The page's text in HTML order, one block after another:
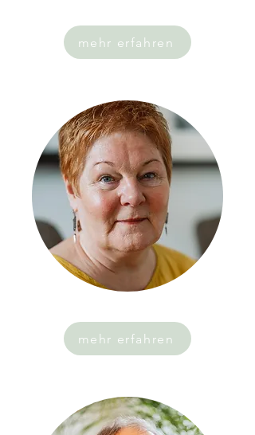
mehr erfahren
mehr erfahren